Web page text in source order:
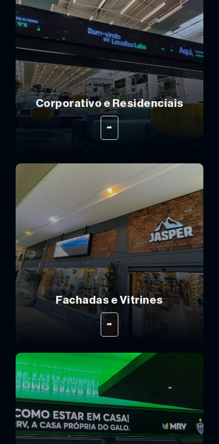
Corporativo e Residenciais
➦
Fachadas e Vitrines
➦